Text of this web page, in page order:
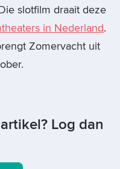
slotfilm draait deze
in Nederland.
Zomervacht uit
Log dan